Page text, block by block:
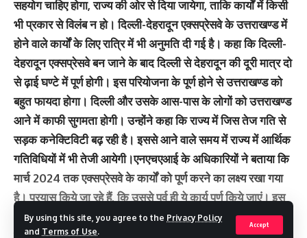
By using this site, you agree to the Privacy Policy
and Terms of Use.
Accept
सहयोग चाहिए होगा, राज्य की ओर से दिया जायेगा, ताकि कार्यों में किसी
भी प्रकार से विलंब न हो। दिल्ली-देहरादून एक्सप्रेसवे के उत्तराखण्ड में
होने वाले कार्यों के लिए रात्रि में भी अनुमति दी गई है। कहा कि दिल्ली-
देहरादून एक्सप्रेसवे बन जाने के बाद दिल्ली से देहरादून की दूरी मात्र दो
से ढ़ाई घण्टे में पूर्ण होगी। इस परियोजना के पूर्ण होने से उत्तराखण्ड को
बहुत फायदा होगा। दिल्ली और उसके आस-पास के लोगों को उत्तराखण्ड
आने में काफी सुगमता होगी। उन्होंने कहा कि राज्य में जिस तेज गति से
सड़क कनेक्टिविटी बढ़ रही है। इससे आने वाले समय में राज्य में आर्थिक
गतिविधियों में भी तेजी आयेगी।एनएचएआई के अधिकारियों ने बताया कि
मार्च 2024 तक एक्सप्रेसवे के कार्यों को पूर्ण करने का लक्ष्य रखा गया
है। प्रयास किये जा रहे हैं, कि उससे पूर्व ही ये कार्य पूर्ण किये जाएं। इस
अवसर पर चीफ इंजीनियर लोक निर्माण विभाग श्री अयाज अहमद,